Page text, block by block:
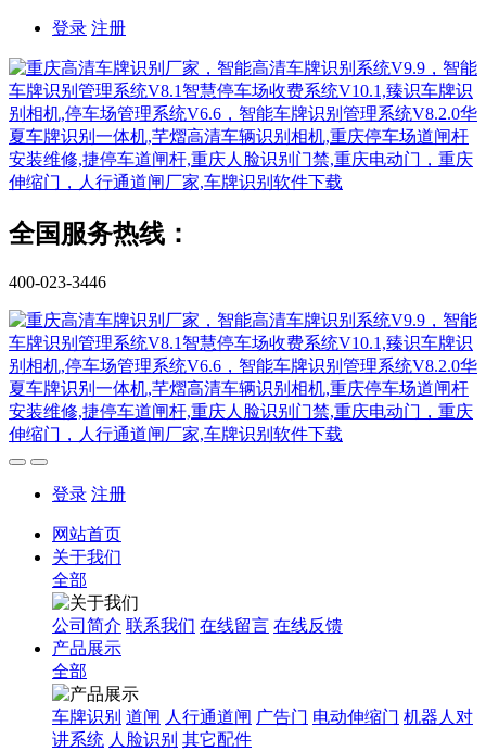
登录 注册
全国服务热线：
400-023-3446
登录 注册
网站首页
关于我们
全部
公司简介 联系我们 在线留言 在线反馈
产品展示
全部
车牌识别 道闸 人行通道闸 广告门 电动伸缩门 机器人对
讲系统 人脸识别 其它配件